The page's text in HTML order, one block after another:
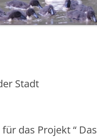
1980
1970
/ HEILIGE DREI
Stadt
das Projekt “ Das